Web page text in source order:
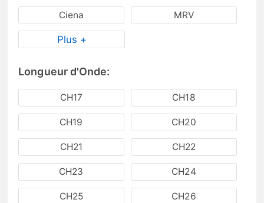
Ciena MRV
Plus +
Longueur d'Onde:
CH17 CH18
CH19 CH20
CH21 CH22
CH23 CH24
CH25 CH26